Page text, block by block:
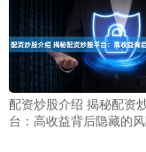
配资炒股介绍 揭秘配资
台：高收益背后隐藏的